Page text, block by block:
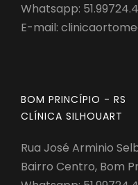
Whatsapp:
E-mail:
BOM PRINCÍPIO - RS
CLÍNICA SILHOUART
Rua José Arminio
Bairro Centro, Bom